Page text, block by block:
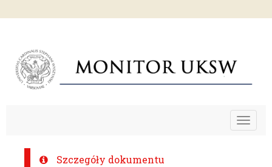
Toggle
Szczegóły dokumentu